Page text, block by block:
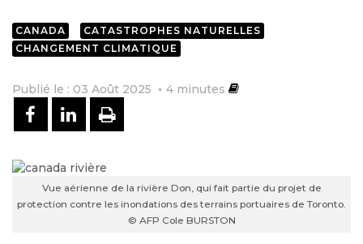
CANADA
CATASTROPHES NATURELLES
CHANGEMENT CLIMATIQUE
Publié le : 03 Août 2025 4 minutes
PARTAGER SUR FACEBOOK
PARTAGER SUR LINKEDIN
IMPRIMER
Vue aérienne de la rivière Don, qui fait partie du projet de
protection contre les inondations des terrains portuaires de Toronto.
© AFP Cole BURSTON